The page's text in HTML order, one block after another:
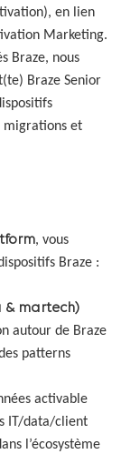
en lien
Marketing.
Braze, nous
Braze Senior
migrations et
, vous
Braze :
& martech)
autour de Braze
patterns
activable
IT/data/client
l’écosystème